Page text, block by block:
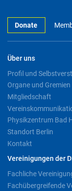
Donate
Über uns
Profil und
Organe und Gremien
Mitgliedschaft
Physikzentrum Bad
Standort Berlin
Kontakt
Vereinigungen der
Fachliche
Fachübergreifende